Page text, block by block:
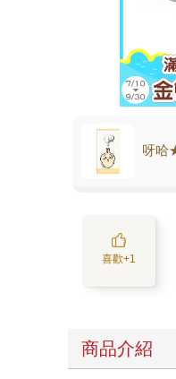
呀哈
喜歡+1
商品介紹